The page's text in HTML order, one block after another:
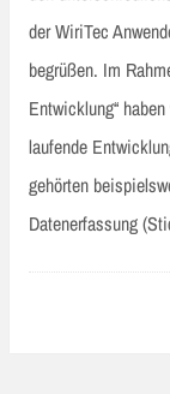
der WiriTec
begrüßen. Im
Entwicklung“
laufende
gehörten
Datenerfassung